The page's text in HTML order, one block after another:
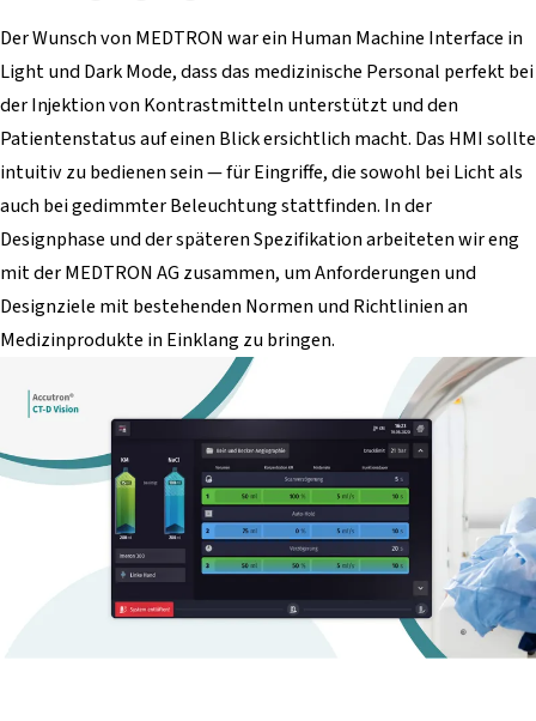
Der Wunsch von MEDTRON war ein Human Machine Interface in
Light und Dark Mode, dass das medizinische Personal perfekt bei
der Injektion von Kontrastmitteln unterstützt und den
Patientenstatus auf einen Blick ersichtlich macht. Das HMI sollte
intuitiv zu bedienen sein — für Eingriffe, die sowohl bei Licht als
auch bei gedimmter Beleuchtung stattfinden. In der
Designphase und der späteren Spezifikation arbeiteten wir eng
mit der MEDTRON AG zusammen, um Anforderungen und
Designziele mit bestehenden Normen und Richtlinien an
Medizinprodukte in Einklang zu bringen.